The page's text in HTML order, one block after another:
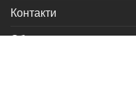
Контакти
Общи услови и правила